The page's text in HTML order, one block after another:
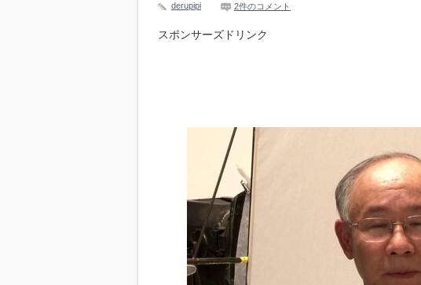
derupipi 2件のコメント
スポンサーズドリンク